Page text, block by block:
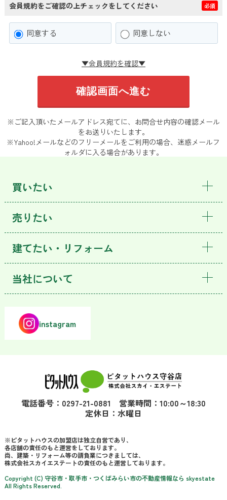
会員規約をご確認の上チェックをしてください 必須
同意する 同意しない
▼会員規約を確認▼
※ご記入頂いたメールアドレス宛てに、お問合せ内容の確認メール
をお送りいたします。
※Yahoo!メールなどのフリーメールをご利用の場合、迷惑メールフ
ォルダに入る場合があります。
買いたい
売りたい
建てたい・リフォーム
当社について
instagram
電話番号：0297-21-0881 営業時間：10:00～18:30
定休日：水曜日
※ピタットハウスの加盟店は独立自営であり、
各店舗の責任のもと運営をしております。
尚、建築・リフォーム等の請負業につきましては、
株式会社スカイエステートの責任のもと運営しております。
Copyright (C) 守谷市・取手市・つくばみらい市の不動産情報なら skyestate
All Rights Reserved.